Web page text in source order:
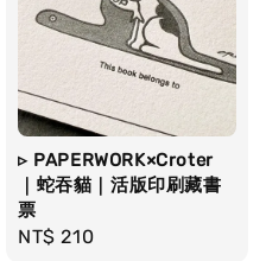
▹ PAPERWORK×Croter
｜蛇吞貓｜活版印刷藏書
票
Regular
NT$ 210